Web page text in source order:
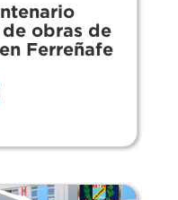
obras de
Ferreñafe